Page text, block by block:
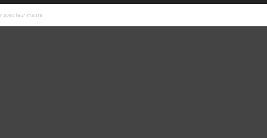
avec leur maitre